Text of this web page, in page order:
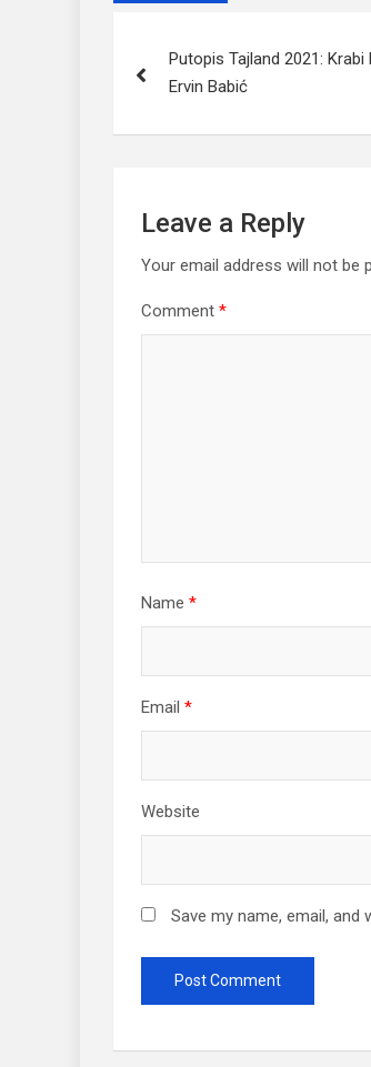
navigation
Putopis Tajland 2021:
Ervin Babić
Leave a Reply
Your email address will not be
Comment *
Name *
Email *
Website
Save my name, email,